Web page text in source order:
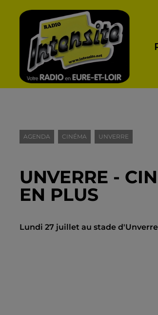
AGENDA CINÉMA UNVERRE
UNVERRE -
EN PLUS
Lundi 27 juillet au stade